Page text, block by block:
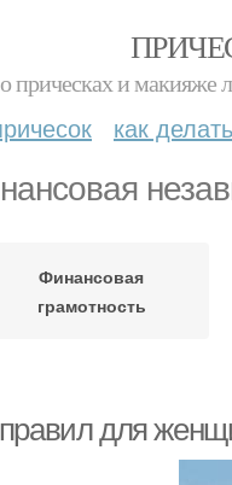
прическах и макияже
как
Финансовая
грамотность
для